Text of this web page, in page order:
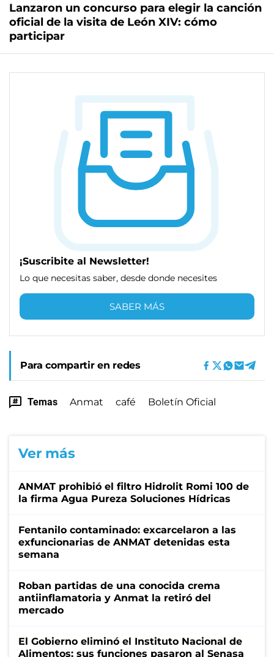
Lanzaron un concurso para elegir la canción
oficial de la visita de León XIV: cómo
participar
¡Suscribite al Newsletter!
Lo que necesitas saber, desde donde necesites
SABER MÁS
Para compartir en redes
Temas Anmat café Boletín Oficial
Ver más
ANMAT prohibió el filtro Hidrolit Romi 100 de
la firma Agua Pureza Soluciones Hídricas
Fentanilo contaminado: excarcelaron a las
exfuncionarias de ANMAT detenidas esta
semana
Roban partidas de una conocida crema
antiinflamatoria y Anmat la retiró del
mercado
El Gobierno eliminó el Instituto Nacional de
Alimentos; sus funciones pasaron al Senasa